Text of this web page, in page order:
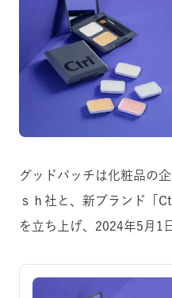
グッドパッチは化粧品の
ｓｈ社と、新ブランド「
を立ち上げ、2024年5月1